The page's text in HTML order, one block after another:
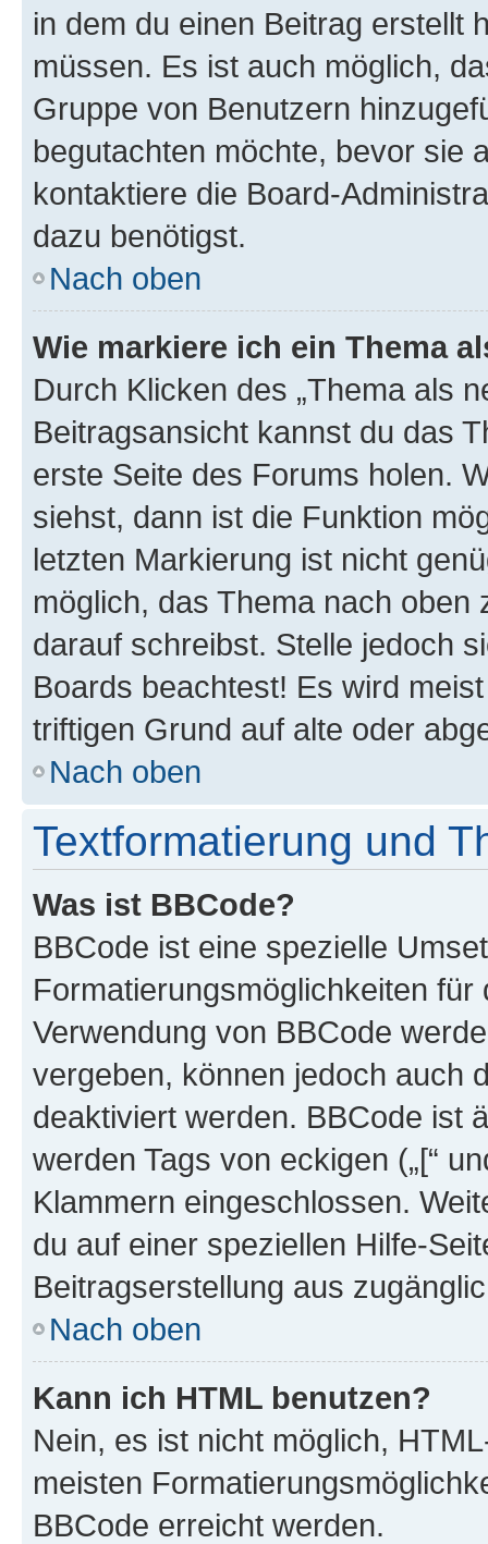
in dem du einen Beitrag erstellt
müssen. Es ist auch möglich,
Gruppe von Benutzern
begutachten möchte, bevor sie
kontaktiere die Board-
dazu benötigst.
Nach oben
Wie markiere ich ein Thema
Durch Klicken des „Thema als
Beitragsansicht kannst du das
erste Seite des Forums holen.
siehst, dann ist die Funktion
letzten Markierung ist nicht
möglich, das Thema nach oben
darauf schreibst. Stelle jedoch
Boards beachtest! Es wird
triftigen Grund auf alte oder
Nach oben
Textformatierung und
Was ist BBCode?
BBCode ist eine spezielle
Formatierungsmöglichkeiten
Verwendung von BBCode
vergeben, können jedoch auch
deaktiviert werden. BBCode ist
werden Tags von eckigen („[“
Klammern eingeschlossen.
du auf einer speziellen Hilfe-
Beitragserstellung aus
Nach oben
Kann ich HTML benutzen?
Nein, es ist nicht möglich,
meisten
BBCode erreicht werden.